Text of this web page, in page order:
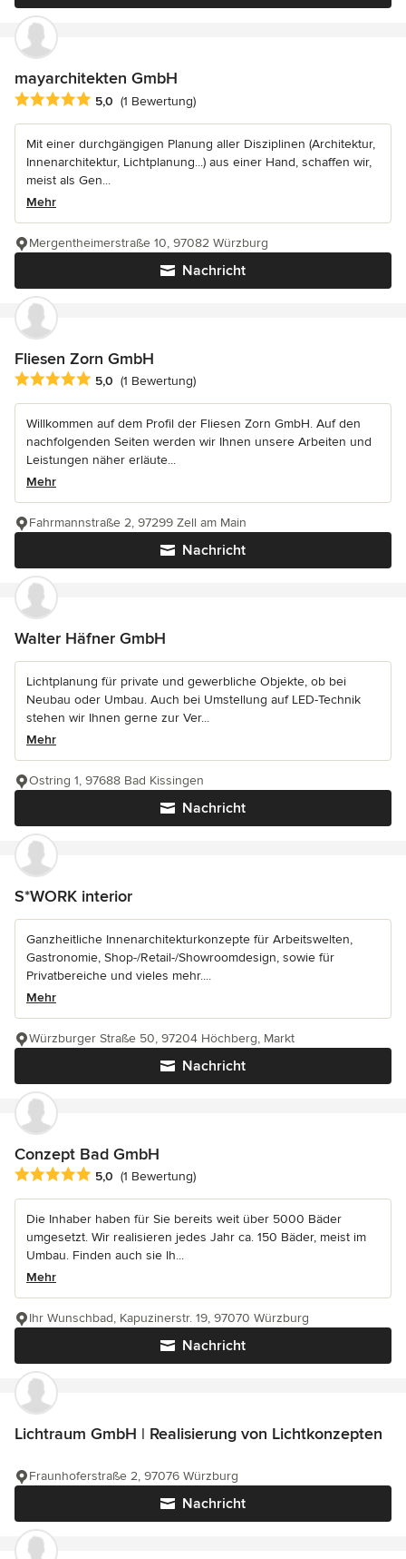
mayarchitekten GmbH
Durchschnittliche Bewertung: 5 von 5 Sternen
5,0 (1 Bewertung)
Mit einer durchgängigen Planung aller Disziplinen (Architektur,
Innenarchitektur, Lichtplanung...) aus einer Hand, schaffen wir,
meist als Gen...
Mehr
Nachricht
Mergentheimerstraße 10, 97082 Würzburg
Fliesen Zorn GmbH
Durchschnittliche Bewertung: 5 von 5 Sternen
5,0 (1 Bewertung)
Willkommen auf dem Profil der Fliesen Zorn GmbH. Auf den
nachfolgenden Seiten werden wir Ihnen unsere Arbeiten und
Leistungen näher erläute...
Mehr
Nachricht
Fahrmannstraße 2, 97299 Zell am Main
Walter Häfner GmbH
Lichtplanung für private und gewerbliche Objekte, ob bei
Neubau oder Umbau. Auch bei Umstellung auf LED-Technik
stehen wir Ihnen gerne zur Ver...
Mehr
Nachricht
Ostring 1, 97688 Bad Kissingen
S*WORK interior
Ganzheitliche Innenarchitekturkonzepte für Arbeitswelten,
Gastronomie, Shop-/Retail-/Showroomdesign, sowie für
Privatbereiche und vieles mehr....
Mehr
Nachricht
Würzburger Straße 50, 97204 Höchberg, Markt
Conzept Bad GmbH
Durchschnittliche Bewertung: 5 von 5 Sternen
5,0 (1 Bewertung)
Die Inhaber haben für Sie bereits weit über 5000 Bäder
umgesetzt. Wir realisieren jedes Jahr ca. 150 Bäder, meist im
Umbau. Finden auch sie Ih...
Mehr
Nachricht
Ihr Wunschbad, Kapuzinerstr. 19, 97070 Würzburg
Lichtraum GmbH | Realisierung von Lichtkonzepten
Nachricht
Fraunhoferstraße 2, 97076 Würzburg